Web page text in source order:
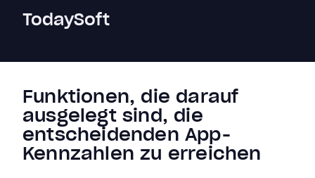
TodaySoft
Funktionen, die darauf
ausgelegt sind, die
entscheidenden App-
Kennzahlen zu erreichen